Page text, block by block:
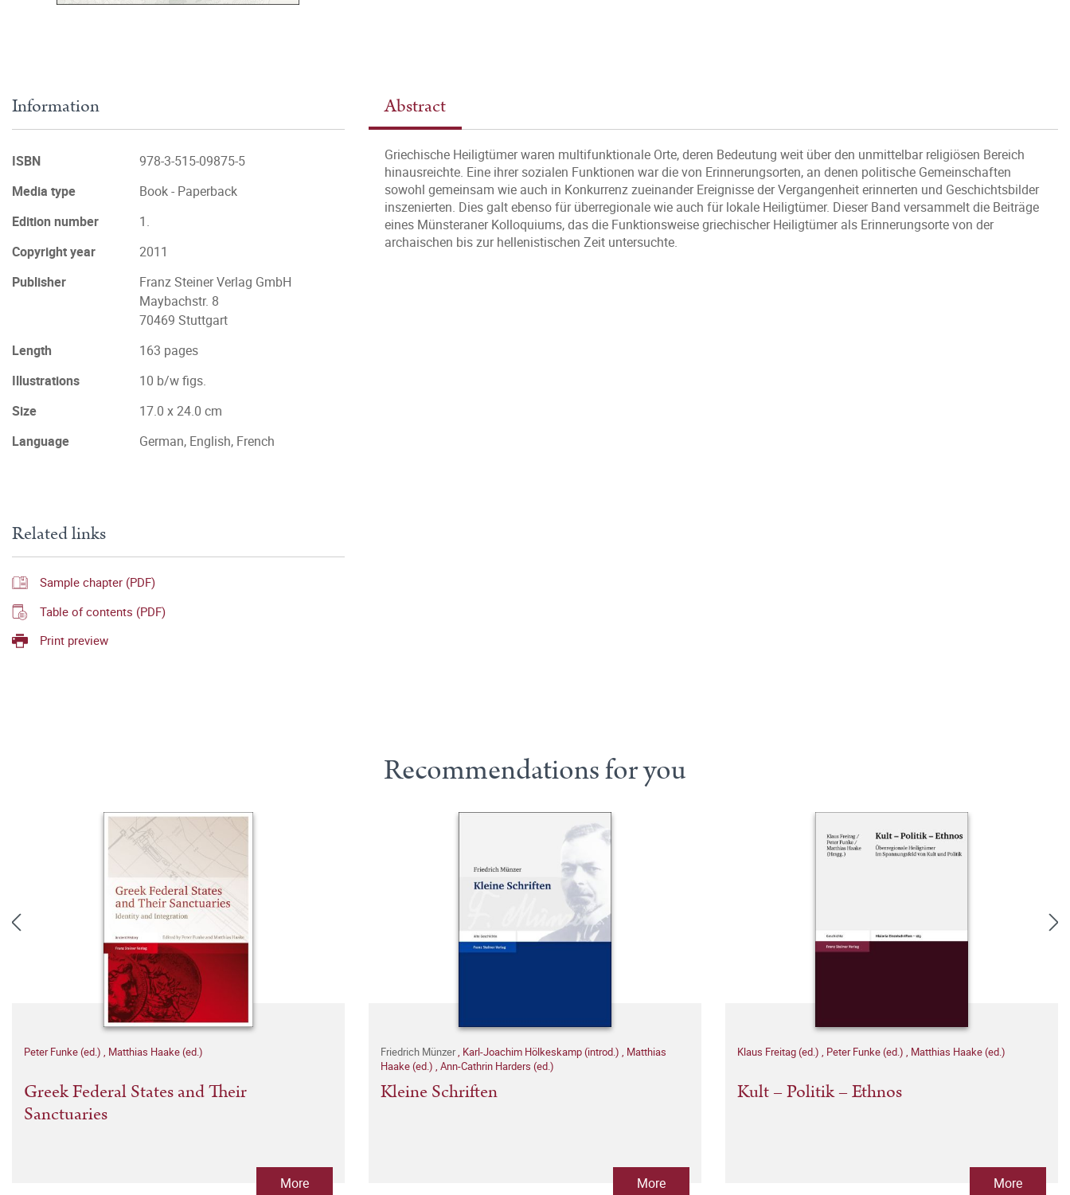
Abstract
Griechische Heiligtümer waren multifunktionale Orte, deren Bedeutung weit über den unmittelbar religiösen Bereich
hinausreichte. Eine ihrer sozialen Funktionen war die von Erinnerungsorten, an denen politische Gemeinschaften
sowohl gemeinsam wie auch in Konkurrenz zueinander Ereignisse der Vergangenheit erinnerten und Geschichtsbilder
inszenierten. Dies galt ebenso für überregionale wie auch für lokale Heiligtümer. Dieser Band versammelt die Beiträge
eines Münsteraner Kolloquiums, das die Funktionsweise griechischer Heiligtümer als Erinnerungsorte von der
archaischen bis zur hellenistischen Zeit untersuchte.
Information
ISBN
978-3-515-09875-5
Media type
Book - Paperback
Edition number
1.
Copyright year
2011
Publisher
Franz Steiner Verlag GmbH
Maybachstr. 8
70469 Stuttgart
Length
163 pages
Illustrations
10 b/w figs.
Size
17.0 x 24.0 cm
Language
German, English, French
Related links
Sample chapter (PDF)
Table of contents (PDF)
Print preview
Recommendations for you
Peter Funke (ed.) , Matthias Haake (ed.)
Greek Federal States and Their
Sanctuaries
More
Friedrich Münzer, Karl-Joachim Hölkeskamp (introd.) , Matthias
Haake (ed.) , Ann-Cathrin Harders (ed.)
Kleine Schriften
More
Klaus Freitag (ed.) , Peter Funke (ed.) , Matthias Haake (ed.)
Kult – Politik – Ethnos
More